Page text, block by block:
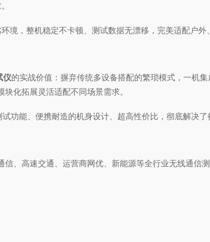
境，整机稳定不卡顿、测试数据无漂移，完美适配户
仪的实战价值：摒弃传统多设备搭配的繁琐模式，一机集
化拓展灵活适配不同场景需求。
功能、便携耐造的机身设计、超高性价比，彻底解决
、高速交通、运营商网优、新能源等全行业无线通信